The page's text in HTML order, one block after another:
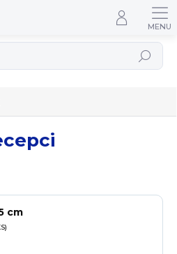
Hledat
cm